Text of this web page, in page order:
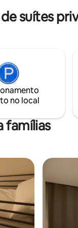
🧼
ser
para
suítes
no local
famílias